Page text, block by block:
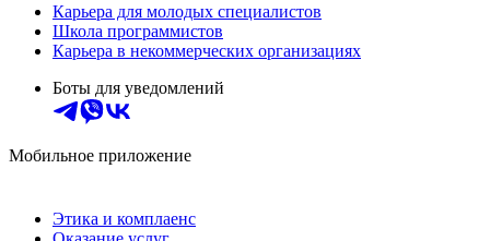
Карьера для молодых специалистов
Школа программистов
Карьера в некоммерческих организациях
Боты для уведомлений
Мобильное приложение
Этика и комплаенс